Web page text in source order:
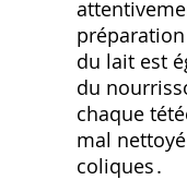
du lait est
du
chaque
mal
coliques․